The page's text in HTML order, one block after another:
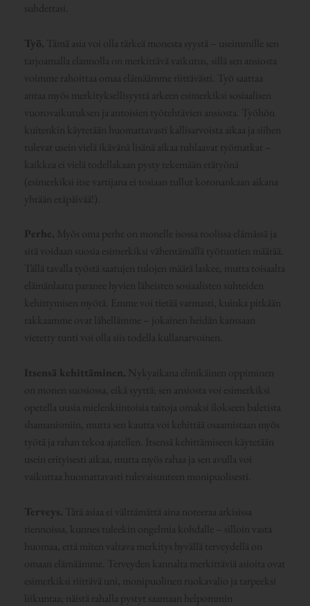
suhdettasi.
Työ. Tämä asia voi olla tärkeä monesta syystä – useimmille sen
tarjoamalla elannolla on merkittävä vaikutus, sillä sen ansiosta
voimme rahoittaa omaa elämäämme riittävästi. Työ saattaa
antaa myös merkityksellisyyttä arkeen esimerkiksi sosiaalisen
vuorovaikutuksen ja antoisien työtehtävien ansiosta. Työhön
kuitenkin käytetään huomattavasti kallisarvoista aikaa ja siihen
tulevat usein vielä ikävänä lisänä aikaa tuhlaavat työmatkat –
kaikkea ei vielä todellakaan pysty tekemään etätyönä
(esimerkiksi itse vartijana ei tosiaan tullut koronankaan aikana
yhtään etäpäivää!).
Perhe. Myös oma perhe on monelle isossa roolissa elämässä ja
sitä voidaan suosia esimerkiksi vähentämällä työtuntien määrää.
Tällä tavalla työstä saatujen tulojen määrä laskee, mutta toisaalta
elämänlaatu paranee hyvien läheisten sosiaalisten suhteiden
kehittymisen myötä. Emme voi tietää varmasti, kuinka pitkään
rakkaamme ovat lähellämme – jokainen heidän kanssaan
vietetty tunti voi olla siis todella kullanarvoinen.
Itsensä kehittäminen. Nykyaikana elinikäinen oppiminen
on monen suosiossa, eikä syyttä; sen ansiosta voi esimerkiksi
opetella uusia mielenkiintoisia taitoja omaksi ilokseen baletista
shamanismiin, mutta sen kautta voi kehittää osaamistaan myös
työtä ja rahan tekoa ajatellen. Itsensä kehittämiseen käytetään
usein erityisesti aikaa, mutta myös rahaa ja sen avulla voi
vaikuttaa huomattavasti tulevaisuuteen monipuolisesti.
Terveys. Tätä asiaa ei välttämättä aina noteeraa arkisissa
riennoissa, kunnes tuleekin ongelmia kohdalle – silloin vasta
huomaa, että miten valtava merkitys hyvällä terveydellä on
omaan elämäämme. Terveyden kannalta merkittäviä asioita ovat
esimerkiksi riittävä uni, monipuolinen ruokavalio ja tarpeeksi
liikuntaa; näistä rahalla pystyt saamaan helpommin